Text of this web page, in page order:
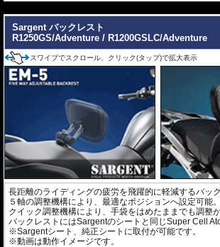
Sargent バックレスト
R1250GS/Adventure / R1200GSLC/Adventure
スワイプでスクロール、クリック(タップ)で拡大表示
長距離のライディングの疲労を飛躍的に軽減するバック
５軸の調整機構により、最適なポジションへ設定可能。
クイック調整機構により、手袋をはめたままでも調整が
バックレストにはSargentのシートと同じSuper Cell
※Sargentシート、純正シートに取付が可能です。
※動画は動作イメージです。